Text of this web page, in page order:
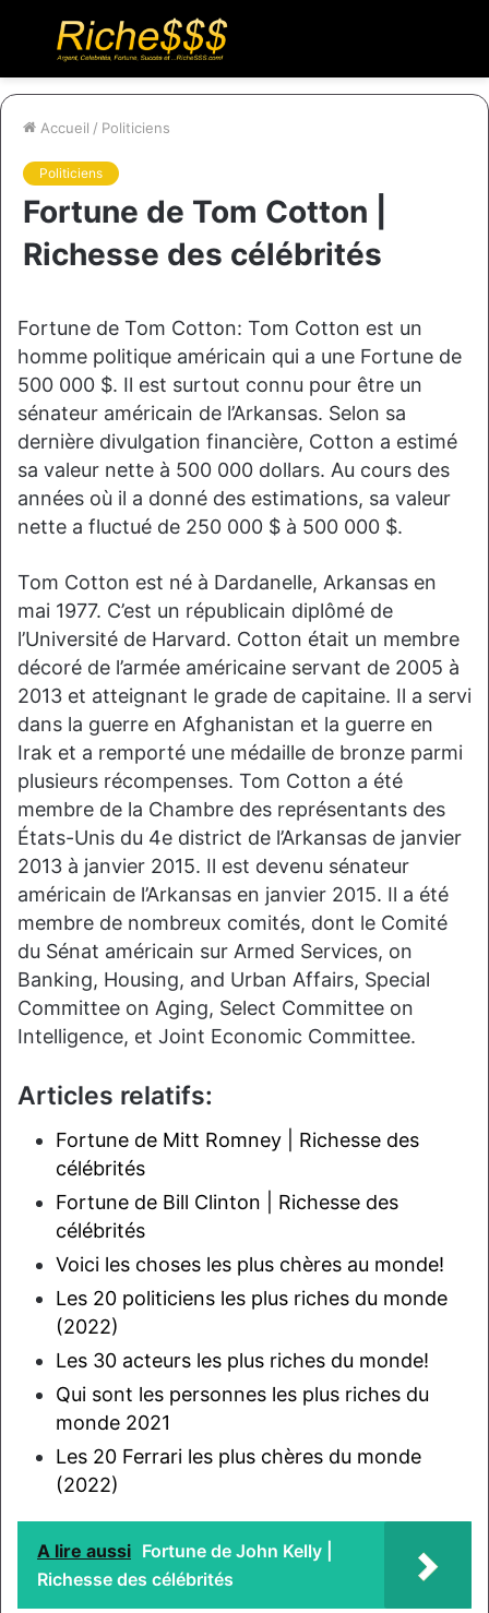
Menu
Accueil / Politiciens
Politiciens
Fortune de Tom Cotton |
Richesse des célébrités
Fortune de Tom Cotton: Tom Cotton est un
homme politique américain qui a une Fortune de
500 000 $. Il est surtout connu pour être un
sénateur américain de l’Arkansas. Selon sa
dernière divulgation financière, Cotton a estimé
sa valeur nette à 500 000 dollars. Au cours des
années où il a donné des estimations, sa valeur
nette a fluctué de 250 000 $ à 500 000 $.
Tom Cotton est né à Dardanelle, Arkansas en
mai 1977. C’est un républicain diplômé de
l’Université de Harvard. Cotton était un membre
décoré de l’armée américaine servant de 2005 à
2013 et atteignant le grade de capitaine. Il a servi
dans la guerre en Afghanistan et la guerre en
Irak et a remporté une médaille de bronze parmi
plusieurs récompenses. Tom Cotton a été
membre de la Chambre des représentants des
États-Unis du 4e district de l’Arkansas de janvier
2013 à janvier 2015. Il est devenu sénateur
américain de l’Arkansas en janvier 2015. Il a été
membre de nombreux comités, dont le Comité
du Sénat américain sur Armed Services, on
Banking, Housing, and Urban Affairs, Special
Committee on Aging, Select Committee on
Intelligence, et Joint Economic Committee.
Articles relatifs:
Fortune de Mitt Romney | Richesse des
célébrités
Fortune de Bill Clinton | Richesse des
célébrités
Voici les choses les plus chères au monde!
Les 20 politiciens les plus riches du monde
(2022)
Les 30 acteurs les plus riches du monde!
Qui sont les personnes les plus riches du
monde 2021
Les 20 Ferrari les plus chères du monde
(2022)
A lire aussi Fortune de John Kelly |
Richesse des célébrités